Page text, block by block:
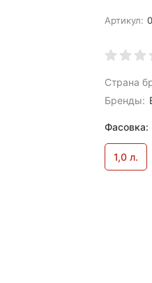
Артикул:
Страна
Бренды:
Фасовка:
1,0 л.